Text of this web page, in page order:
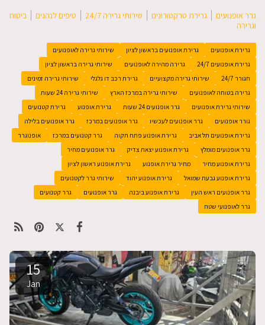
גרר אופנועים גרירת טרקטורונים שירותי גרירה 24/7 טיפים לנהגים
ביטוח
וגרירה
גרירת אופנועים גרירת אופנועים בראשון לציון
שירותי גרירה לאופנועים
גרירת אופנועים 24/7
גרירה מהירה לאופנועים
שירותי גרירה בראשון לציון
חגורר 24/7
שירותי גרירה מקצועיים גרירת רכב דו גלגלי
שירותי גרירה זמינים
גרירה בטוחה לאופנועים
שירותי גרירה במרכז הארץ
שירותי גרירה 24 שעות
שירותי גרירת אופנועים
גרר אופנועים 24 שעות גרירת אופנוע
גרירת קטנועים
גורר אופנועים
גרר אופנועים לעכשיו גרר אופנועים במרכז
גרר אופנועים בלילה
גרירת אופנועים תל אביב
גרירת אופנוע פתח תקוה גרר קטנועים במרכז
אופנוגרר
גרר אופנועים מומלץ
גרירת אופנוע יצאת צדיק
גרר אופנועים מחיר
גרירת אופנוע מחיר
מחיר גרירת אופנוע
גרירת אופנוע ראשון לציון
גרירת אופנוע גבעת שמואל
גרירת אופנוע יהוד
שירותי גרר לקטנועים
גרר אופנועים ראש העין
גרירת אופנוע ביבנה גרר אופנועים
גרר קטנועים
גרר לאופנועי שטח
15
Jan